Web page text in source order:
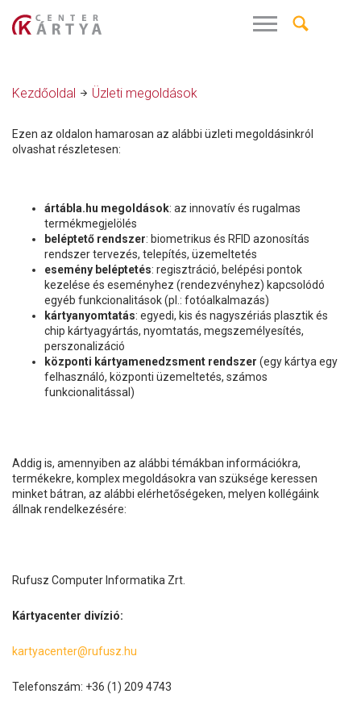
Kezdőoldal Üzleti megoldások
Ezen az oldalon hamarosan az alábbi üzleti megoldásinkról
olvashat részletesen:
ártábla.hu megoldások: az innovatív és rugalmas
termékmegjelölés
beléptető rendszer: biometrikus és RFID azonosítás
rendszer tervezés, telepítés, üzemeltetés
esemény beléptetés: regisztráció, belépési pontok
kezelése és eseményhez (rendezvényhez) kapcsolódó
egyéb funkcionalitások (pl.: fotóalkalmazás)
kártyanyomtatás: egyedi, kis és nagyszériás plasztik és
chip kártyagyártás, nyomtatás, megszemélyesítés,
perszonalizáció
központi kártyamenedzsment rendszer (egy kártya egy
felhasználó, központi üzemeltetés, számos
funkcionalitással)
Addig is, amennyiben az alábbi témákban információkra,
termékekre, komplex megoldásokra van szüksége keressen
minket bátran, az alábbi elérhetőségeken, melyen kollégáink
állnak rendelkezésére:
Rufusz Computer Informatika Zrt.
Kártyacenter divízió:
kartyacenter@rufusz.hu
Telefonszám: +36 (1) 209 4743